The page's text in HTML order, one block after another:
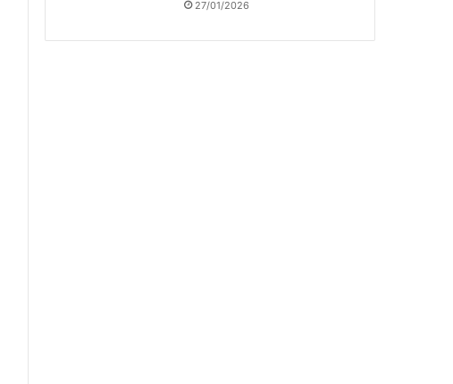
27/01/2026